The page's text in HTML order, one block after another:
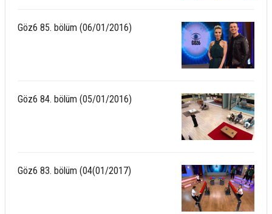
Göz6 85. bölüm (06/01/2016)
Göz6 84. bölüm (05/01/2016)
Göz6 83. bölüm (04(01/2017)